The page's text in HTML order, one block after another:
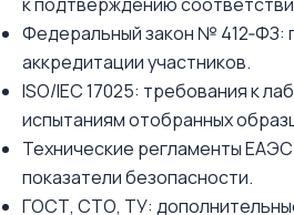
Федеральный закон № 412‑ФЗ:
аккредитации участников.
ISO/IEC 17025: требования к
испытаниям отобранных
Технические регламенты
показатели безопасности.
ГОСТ, СТО, ТУ: